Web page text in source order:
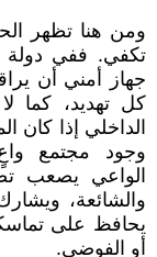
ومن هنا تظهر
تكفي. ففي دولة
جهاز أمني أن
كل تهديد، كما
الداخلي إذا
وجود مجتمع واعٍ
الواعي يصعب
والشائعة،
يحافظ على
أو الفوضى.